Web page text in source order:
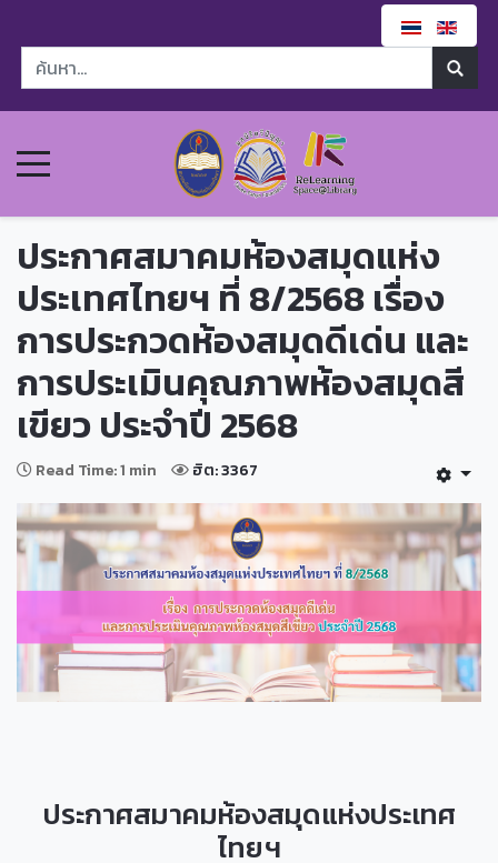
ประกาศสมาคมห้องสมุดแห่ง
ประเทศไทยฯ ที่ 8/2568 เรื่อง
การประกวดห้องสมุดดีเด่น และ
การประเมินคุณภาพห้องสมุดสี
เขียว ประจำปี 2568
Read Time: 1 min ฮิต: 3367
ประกาศสมาคมห้องสมุดแห่งประเทศ
ไทยฯ